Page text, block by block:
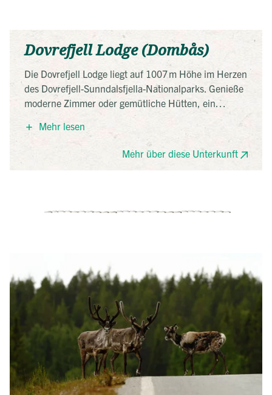
Dovrefjell Lodge (Dombås)
Die Dovrefjell Lodge liegt auf 1007 m Höhe im Herzen
des Dovrefjell-Sunndalsfjella-Nationalparks. Genieße
moderne Zimmer oder gemütliche Hütten, ein
reichhaltiges Frühstück und eine herrliche
Sonnenterrasse. Perfekter Ausgangspunkt für
Wanderungen und geführte Moschusochsen-Safaris
Mehr lesen
Mehr über diese Unterkunft